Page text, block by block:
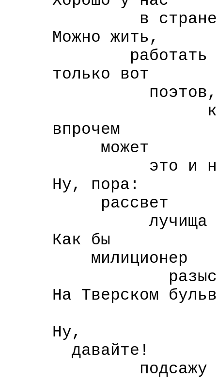
в стране
Можно жить,
работать
только вот
поэтов,
к
впрочем
может
это и не
Ну, пора:
рассвет
лучища
Как бы
милиционер
На Тверском
Ну,
давайте!
подсажу